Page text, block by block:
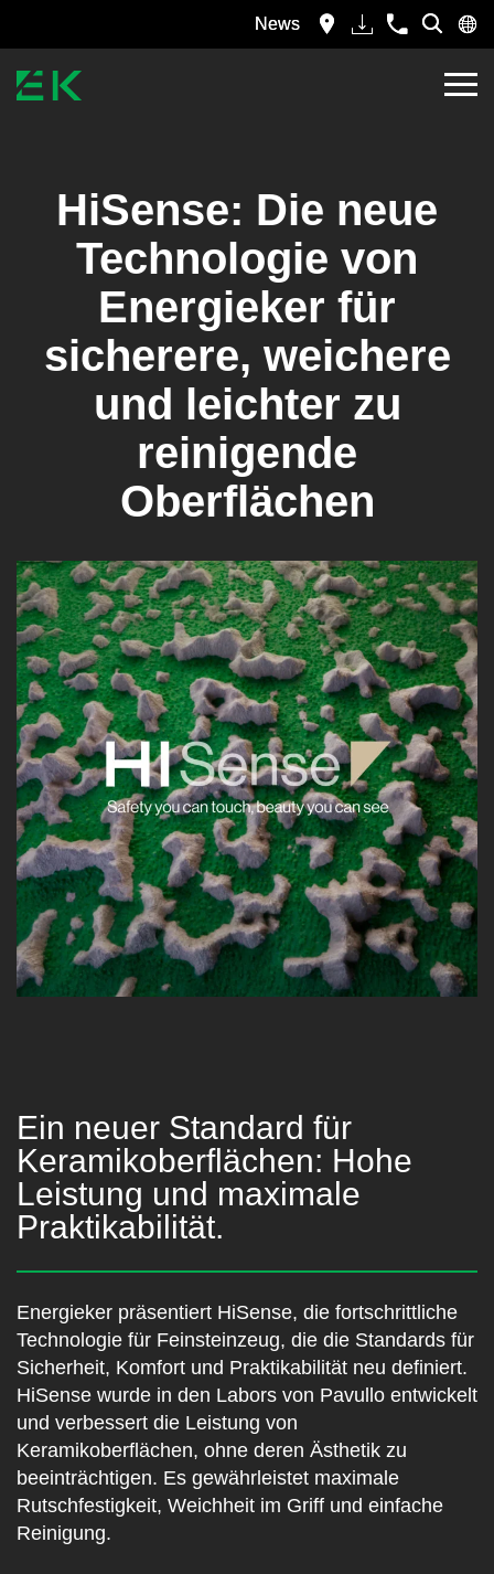
News
HiSense: Die neue
Technologie von
Energieker für
sicherere, weichere
und leichter zu
reinigende
Oberflächen
Ein neuer Standard für
Keramikoberflächen: Hohe
Leistung und maximale
Praktikabilität.
Energieker präsentiert HiSense, die fortschrittliche
Technologie für Feinsteinzeug, die die Standards für
Sicherheit, Komfort und Praktikabilität neu definiert.
HiSense wurde in den Labors von Pavullo entwickelt
und verbessert die Leistung von
Keramikoberflächen, ohne deren Ästhetik zu
beeinträchtigen. Es gewährleistet maximale
Rutschfestigkeit, Weichheit im Griff und einfache
Reinigung.